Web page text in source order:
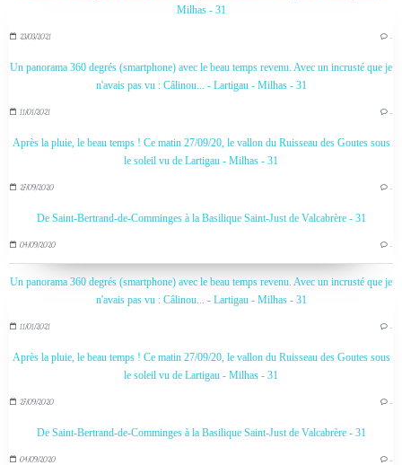
Milhas - 31
23/03/2021 …
Un panorama 360 degrés (smartphone) avec le beau temps revenu. Avec un incrusté que je
n'avais pas vu : Câlinou... - Lartigau - Milhas - 31
11/01/2021 …
Après la pluie, le beau temps ! Ce matin 27/09/20, le vallon du Ruisseau des Goutes sous
le soleil vu de Lartigau - Milhas - 31
27/09/2020 …
De Saint-Bertrand-de-Comminges à la Basilique Saint-Just de Valcabrère - 31
04/09/2020 …
Un panorama 360 degrés (smartphone) avec le beau temps revenu. Avec un incrusté que je
n'avais pas vu : Câlinou... - Lartigau - Milhas - 31
11/01/2021 …
Après la pluie, le beau temps ! Ce matin 27/09/20, le vallon du Ruisseau des Goutes sous
le soleil vu de Lartigau - Milhas - 31
27/09/2020 …
De Saint-Bertrand-de-Comminges à la Basilique Saint-Just de Valcabrère - 31
04/09/2020 …